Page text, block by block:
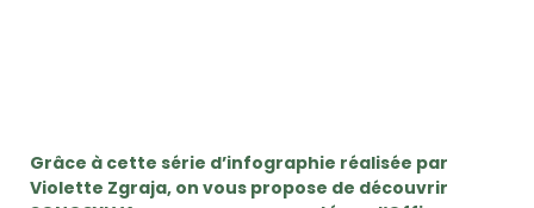
Grâce à cette série d’infographie réalisée par
Violette Zgraja, on vous propose de découvrir